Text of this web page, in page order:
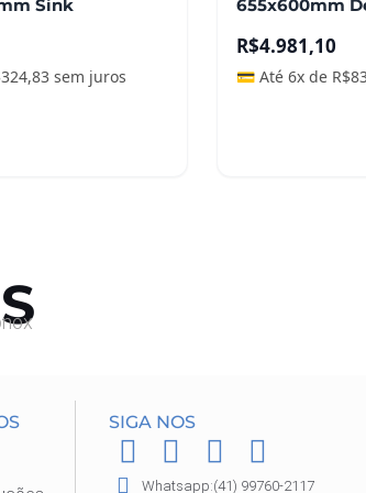
Sink
324,83 sem juros
página
produto
655x600mm
R$4.981,10
💳 Até 6x de R$
SIGA NOS
F
a
I
n
P
i
W
h
Whatsapp:(41) 99760-2117